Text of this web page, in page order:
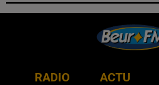
RADIO ACTU